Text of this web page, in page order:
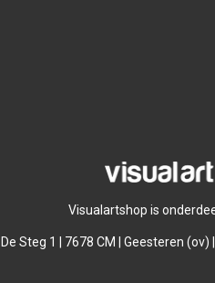
Visualartshop is
De Steg 1 | 7678 CM | Geesteren